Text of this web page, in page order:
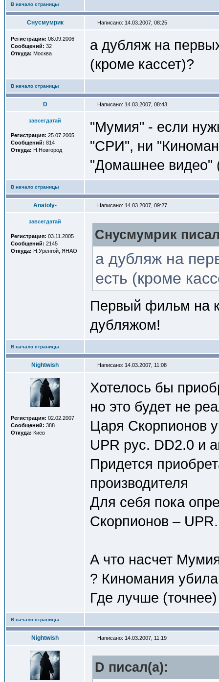
В начало страницы
Снусмумрик Написано: 14.03.2007, 08:25
Регистрация: 08.09.2006
Сообщений: 32
Откуда: Москва
а дубляж на
(кроме кассет)?
В начало страницы
D Написано: 14.03.2007, 08:43
завсегдатай
Регистрация: 25.07.2005
Сообщений: 814
Откуда: Н.Новгород
"Мумия" - если
"СРИ", ни
"Домашнее видео"
В начало страницы
Anatoly- Написано: 14.03.2007, 09:27
завсегдатай
Регистрация: 03.11.2005
Сообщений: 2145
Откуда: Н.Уренгой, ЯНАО
Снусмумрик
а дубляж на
есть (кроме
Первый фильм на
дубляжом!
В начало страницы
Nightwish Написано: 14.03.2007, 11:08
Регистрация: 02.02.2007
Сообщений: 388
Откуда: Киев
Хотелось бы
но это будет не
Царя Скорпионов
UPR рус. DD2.0 и
Придется
производителя
Для себя пока
Скорпионов – UPR.
А что насчет
? Киномания убила
Где лучше
В начало страницы
Nightwish Написано: 14.03.2007, 11:19
D писал(a):